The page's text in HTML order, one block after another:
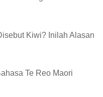
Kiwi? Inilah Alasan
Te Reo Maori